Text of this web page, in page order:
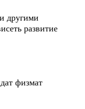
другими
развитие
физмат